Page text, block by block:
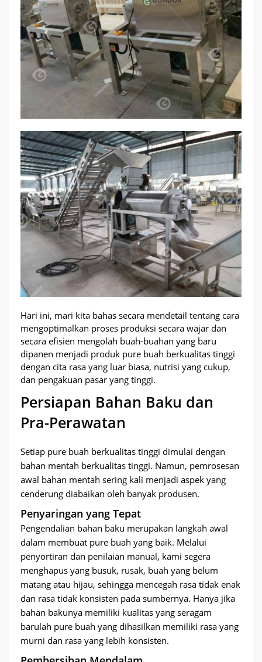
Hari ini, mari kita bahas secara mendetail tentang cara
mengoptimalkan proses produksi secara wajar dan
secara efisien mengolah buah-buahan yang baru
dipanen menjadi produk pure buah berkualitas tinggi
dengan cita rasa yang luar biasa, nutrisi yang cukup,
dan pengakuan pasar yang tinggi.
Persiapan Bahan Baku dan
Pra-Perawatan
Setiap pure buah berkualitas tinggi dimulai dengan
bahan mentah berkualitas tinggi. Namun, pemrosesan
awal bahan mentah sering kali menjadi aspek yang
cenderung diabaikan oleh banyak produsen.
Penyaringan yang Tepat
Pengendalian bahan baku merupakan langkah awal
dalam membuat pure buah yang baik. Melalui
penyortiran dan penilaian manual, kami segera
menghapus yang busuk, rusak, buah yang belum
matang atau hijau, sehingga mencegah rasa tidak enak
dan rasa tidak konsisten pada sumbernya. Hanya jika
bahan bakunya memiliki kualitas yang seragam
barulah pure buah yang dihasilkan memiliki rasa yang
murni dan rasa yang lebih konsisten.